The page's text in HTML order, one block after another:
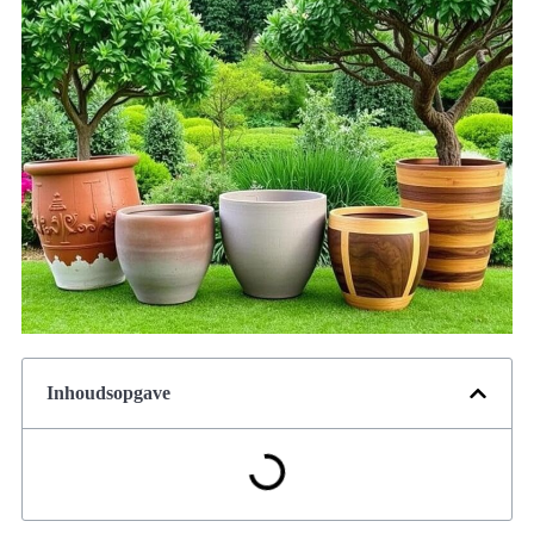
Inhoudsopgave